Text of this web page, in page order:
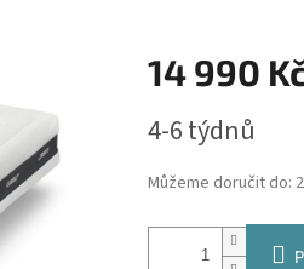
14 990
cena:
4-6 týdnů
Můžeme doručit do: